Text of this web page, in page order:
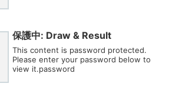
保護中: Draw & Result
This content is password protected.
Please enter your password below to
view it.password